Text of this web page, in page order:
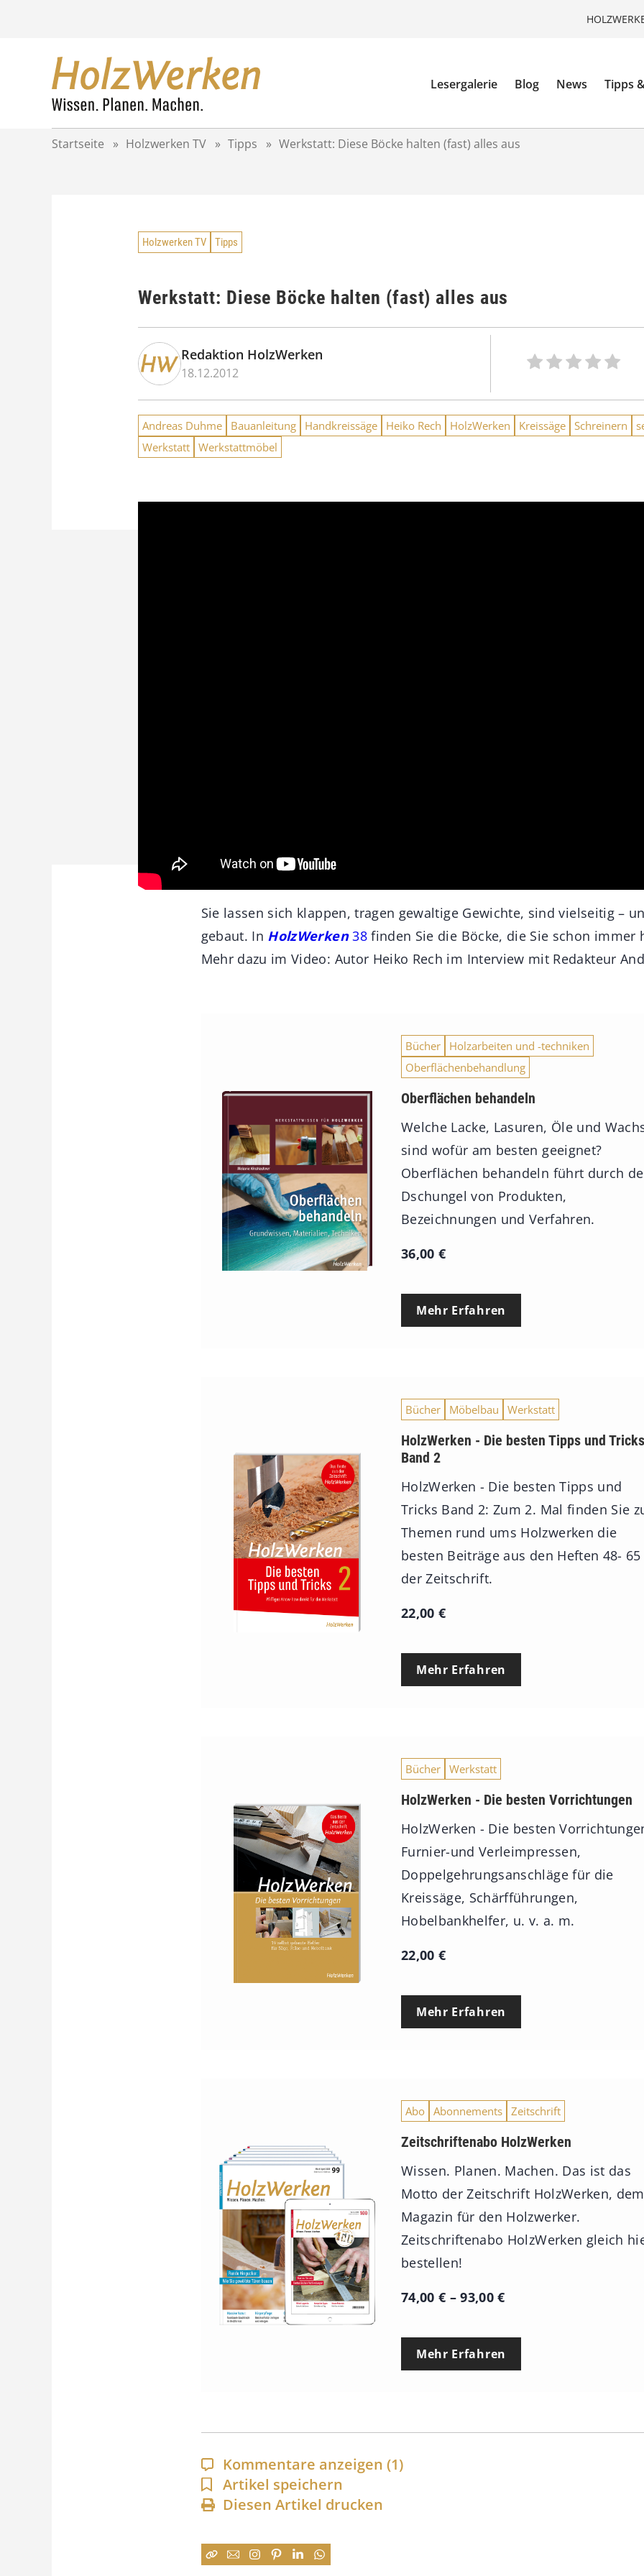
Lesergalerie Blog News Tipps
Startseite » Holzwerken TV » Tipps » Werkstatt: Diese Böcke halten (fast) alles aus
Holzwerken TV Tipps
Werkstatt: Diese Böcke halten (fast) alles aus
Redaktion HolzWerken
18.12.2012
Andreas Duhme Bauanleitung Handkreissäge Heiko Rech HolzWerken Kreissäge Schreinern
Werkstatt Werkstattmöbel
Sie lassen sich klappen, tragen gewaltige Gewichte, sind vielseitig –
gebaut. In HolzWerken38finden Sie die Böcke, die Sie schon
Mehr dazu im Video: Autor Heiko Rech im Interview mit Redakteur
Bücher
Holzarbeiten und -techniken
Oberflächenbehandlung
Oberflächen behandeln
Welche Lacke, Lasuren, Öle und
sind wofür am besten geeignet?
Oberflächen behandeln führt durch
Dschungel von Produkten,
Bezeichnungen und Verfahren.
36,00 €
Mehr Erfahren
Bücher Möbelbau Werkstatt
HolzWerken - Die besten Tipps und Tricks
Band 2
HolzWerken - Die besten Tipps und
Tricks Band 2: Zum 2. Mal finden Sie
Themen rund ums Holzwerken die
besten Beiträge aus den Heften 48- 65
der Zeitschrift.
22,00 €
Mehr Erfahren
Bücher Werkstatt
HolzWerken - Die besten Vorrichtungen
HolzWerken - Die besten
Furnier-und Verleimpressen,
Doppelgehrungsanschläge für die
Kreissäge, Schärfführungen,
Hobelbankhelfer, u. v. a. m.
22,00 €
Mehr Erfahren
Abo Abonnements Zeitschrift
Zeitschriftenabo HolzWerken
Wissen. Planen. Machen. Das ist das
Motto der Zeitschrift HolzWerken, dem
Magazin für den Holzwerker.
Zeitschriftenabo HolzWerken gleich
bestellen!
74,00 € –93,00€P
e
p
Mehr Erfahren
Kommentare anzeigen (1)
Artikel speichern
Diesen Artikel drucken